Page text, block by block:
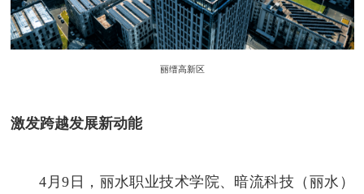
丽缙高新区
激发跨越发展新动能
4月9日，丽水职业技术学院、暗流科技（丽水）